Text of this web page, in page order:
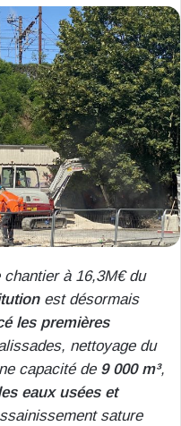
chantier à 16,3M€ du
est désormais
les premières
nettoyage du
capacité de 9 000 m³,
eaux usées et
sature